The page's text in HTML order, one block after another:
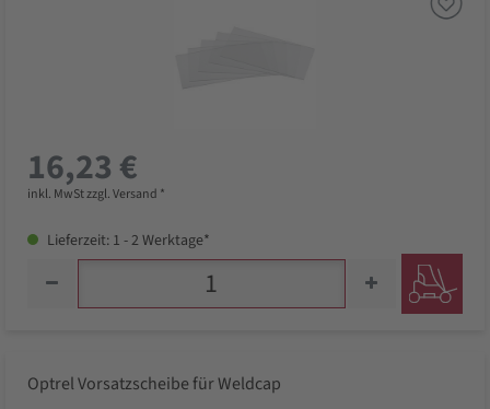
16,23 €
inkl. MwSt zzgl. Versand *
Lieferzeit: 1 - 2 Werktage*
Optrel Vorsatzscheibe für Weldcap